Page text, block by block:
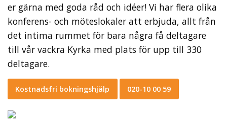
er gärna med goda råd och idéer! Vi har flera olika
konferens- och möteslokaler att erbjuda, allt från
det intima rummet för bara några få deltagare
till vår vackra Kyrka med plats för upp till 330
deltagare.
Kostnadsfri bokningshjälp 020-10 00 59